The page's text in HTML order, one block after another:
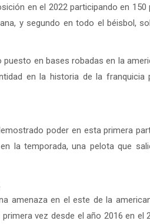
en el 2022 participando en
y segundo en todo el béisbol,
en bases robadas en la
en la historia de la
poder en esta primera
la temporada, una pelota que
amenaza en el este de la
vez desde el año 2016 en el